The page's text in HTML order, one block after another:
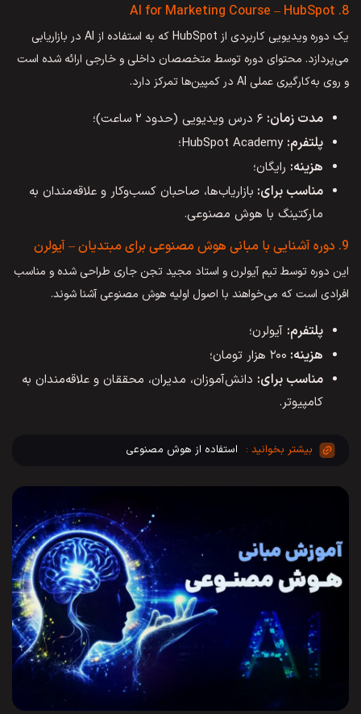
8. AI for Marketing Course – HubSpot
یک دوره ویدیویی کاربردی از HubSpot که به استفاده از AI در بازاریابی
می‌پردازد. محتوای دوره توسط متخصصان داخلی و خارجی ارائه شده است
و روی به‌کارگیری عملی AI در کمپین‌ها تمرکز دارد.
مدت زمان:
پلتفرم: HubSpot Academy؛
هزینه: رایگان؛
مناسب برای: بازاریاب‌ها، صاحبان کسب‌وکار و علاقه‌مندان به
مارکتینگ با هوش مصنوعی.
9. دوره آشنایی با مبانی هوش مصنوعی برای مبتدیان – آیولرن
این دوره توسط تیم آیولرن و استاد مجید تجن جاری طراحی شده و مناسب
افرادی است که می‌خواهند با اصول اولیه هوش مصنوعی آشنا شوند.
پلتفرم: آیولرن؛
هزینه: ۲۰۰ هزار تومان؛
مناسب برای: دانش‌آموزان، مدیران، محققان و علاقه‌مندان به
کامپیوتر.
استفاده از هوش مصنوعی